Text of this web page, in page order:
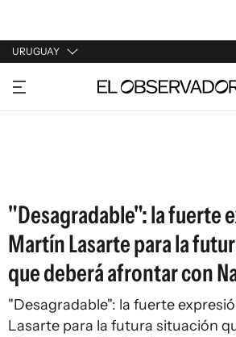
URUGUAY
URUGUAY
ARGENTINA
"Desagradable": la fuerte
Martín Lasarte para la
que deberá afrontar con
"Desagradable": la fuerte
Lasarte para la futura situación